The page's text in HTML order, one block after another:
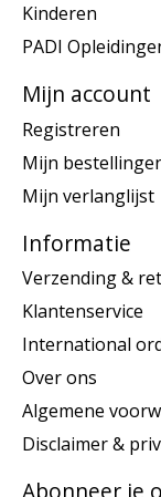
Kinderen
PADI
Mijn account
Registreren
Mijn
Mijn verlanglijst
Informatie
Verzending &
Klantenservice
International
Over ons
Algemene
Disclaimer &